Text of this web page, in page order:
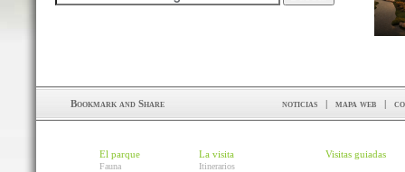
noticias | mapa web |
El parque
Fauna
La visita
Itinerarios
Visitas guiadas